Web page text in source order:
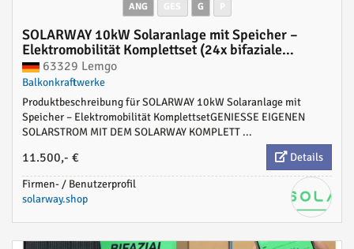
ANG G
SOLARWAY 10kW Solaranlage mit Speicher –
Elektromobilität Komplettset (24x bifaziale
Panels), Deye SUN-10K-SG04LP3 (10 kW
Ausgang), Go-e 11 kW Wallbox + Controller, Deye
12 kWh Speicher, inkl. Montagesystem, App &
WiFi | BAFA KfW 442 konform
63329 Lemgo
Balkonkraftwerke
Produktbeschreibung für SOLARWAY 10kW Solaranlage mit
Speicher – Elektromobilität KomplettsetGENIESSE EIGENEN
SOLARSTROM MIT DEM SOLARWAY KOMPLETT ...
11.500,- €
Details
Firmen- / Benutzerprofil
solarway.shop